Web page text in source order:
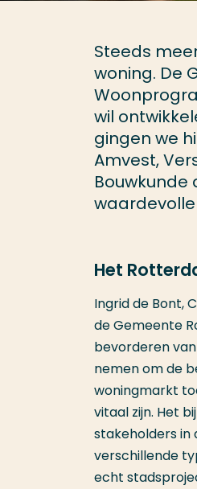
Steeds
woning. De
wil
gingen we
Amvest,
Het
Ingrid de Bont,
de Gemeente
bevorderen
nemen om de
woningmarkt
vitaal zijn. Het
stakeholders in
verschillende
echt